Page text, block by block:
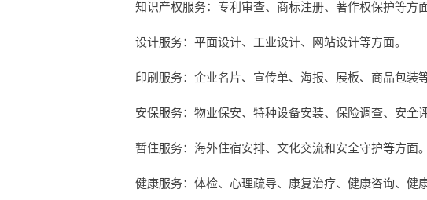
知识产权服务：专利审查、商标注册、著作权保护等方面
设计服务：平面设计、工业设计、网站设计等方面。
印刷服务：企业名片、宣传单、海报、展板、商品包装
安保服务：物业保安、特种设备安装、保险调查、安全
暂住服务：海外住宿安排、文化交流和安全守护等方面。
健康服务：体检、心理疏导、康复治疗、健康咨询、健